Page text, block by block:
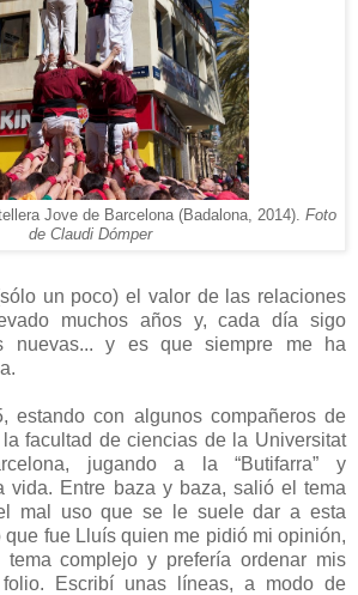
Jove de Barcelona (Badalona, 2014). Foto
de Claudi Dómper
un poco) el valor de las relaciones
muchos años y, cada día sigo
nuevas... y es que siempre me ha
estando con algunos compañeros de
facultad de ciencias de la Universitat
jugando a la “Butifarra” y
vida. Entre baza y baza, salió el tema
mal uso que se le suele dar a esta
que fue Lluís quien me pidió mi opinión,
complejo y prefería ordenar mis
Escribí unas líneas, a modo de